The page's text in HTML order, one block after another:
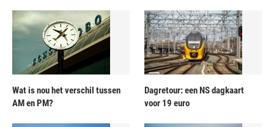
Wat is nou het verschil tussen
AM en PM?
Dagretour: een NS dagkaart
voor 19 euro